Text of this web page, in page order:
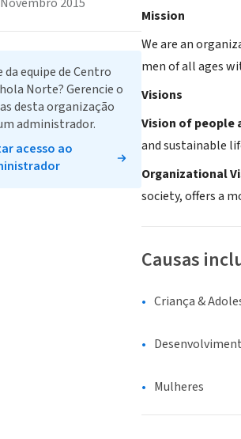
Mission
We are an
men of all ages
Visions
Vision of people
and sustainable
Organizational
society, offers a
Causas
Criança &
Mulheres
da equipe de Centro
Norte? Gerencie o
desta organização
administrador.
acesso ao